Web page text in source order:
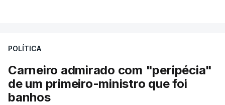
POLÍTICA
Carneiro admirado com "peripécia"
de um primeiro-ministro que foi
banhos